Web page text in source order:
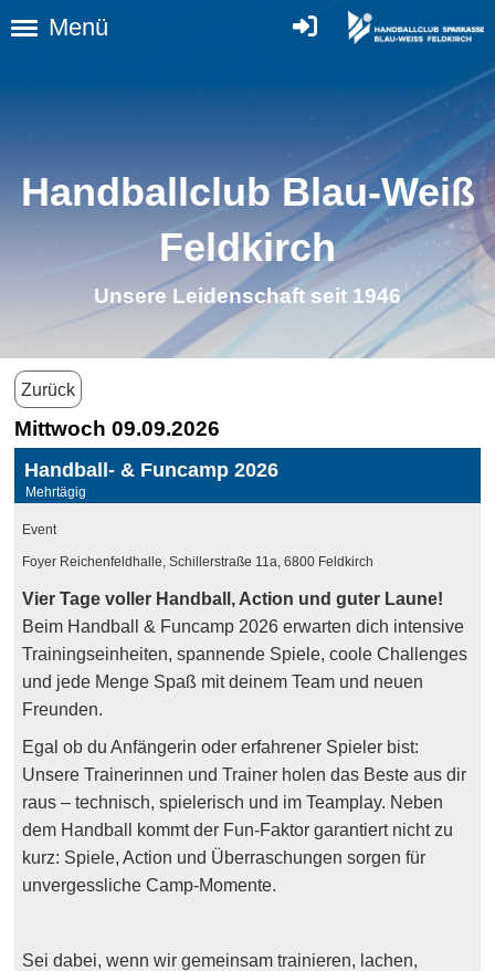
Menü
Handballclub Blau-Weiß
Feldkirch
Unsere Leidenschaft seit 1946
Zurück
Mittwoch 09.09.2026
Handball- & Funcamp 2026
Mehrtägig
Event
Foyer Reichenfeldhalle, Schillerstraße 11a, 6800 Feldkirch
Vier Tage voller Handball, Action und guter Laune!
Beim Handball & Funcamp 2026 erwarten dich intensive
Trainingseinheiten, spannende Spiele, coole Challenges
und jede Menge Spaß mit deinem Team und neuen
Freunden.
Egal ob du Anfängerin oder erfahrener Spieler bist:
Unsere Trainerinnen und Trainer holen das Beste aus dir
raus – technisch, spielerisch und im Teamplay. Neben
dem Handball kommt der Fun-Faktor garantiert nicht zu
kurz: Spiele, Action und Überraschungen sorgen für
unvergessliche Camp-Momente.
Sei dabei, wenn wir gemeinsam trainieren, lachen,